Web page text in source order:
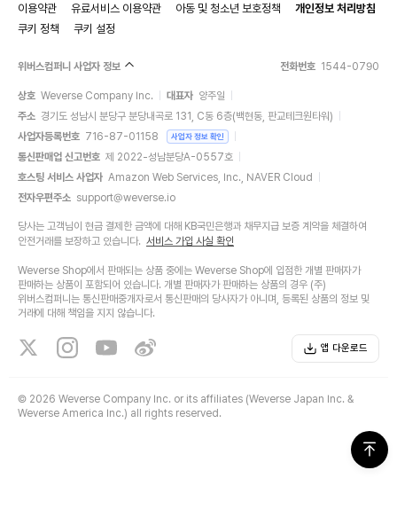
이용약관 유료서비스 이용약관 아동 및 청소년 보호정책
개인정보 처리방침
쿠키 정책
쿠키 설정
위버스컴퍼니 사업자 정보 전화번호 1544-0790
상호 Weverse Company Inc. 대표자 양주일
주소 경기도 성남시 분당구 분당내곡로 131, C동 6층(백현동, 판교테크원타워)
사업자등록번호 716-87-01158 사업자 정보 확인
통신판매업 신고번호 제 2022-성남분당A-0557호
호스팅 서비스 사업자 Amazon Web Services, Inc., NAVER Cloud
전자우편주소 support@weverse.io
당사는 고객님이 현금 결제한 금액에 대해 KB국민은행과 채무지급 보증 계약을 체결하여
안전거래를 보장하고 있습니다. 서비스 가입 사실 확인
Weverse Shop에서 판매되는 상품 중에는 Weverse Shop에 입점한 개별 판매자가
판매하는 상품이 포함되어 있습니다. 개별 판매자가 판매하는 상품의 경우 (주)
위버스컴퍼니는 통신판매중개자로서 통신판매의 당사자가 아니며, 등록된 상품의 정보 및
거래에 대해 책임을 지지 않습니다.
앱 다운로드
© 2026 Weverse Company Inc. or its affiliates (Weverse Japan Inc. &
Weverse America Inc.) all rights reserved.